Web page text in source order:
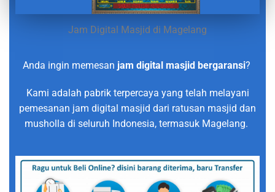
Jam Digital Masjid di Magelang
Anda ingin memesan jam digital masjid bergaransi?
Kami adalah pabrik terpercaya yang telah melayani
pemesanan jam digital masjid dari ratusan masjid dan
musholla di seluruh Indonesia, termasuk Magelang.